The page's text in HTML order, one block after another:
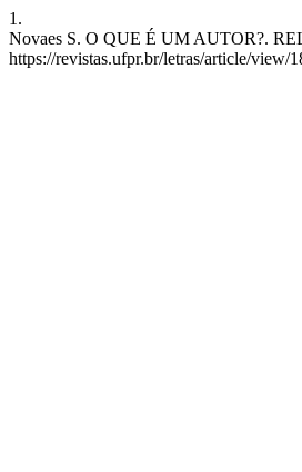
1.
Novaes S. O QUE É UM AUTOR?.
https://revistas.ufpr.br/letras/article/view/